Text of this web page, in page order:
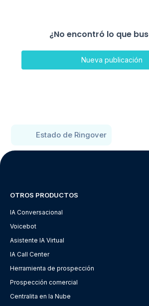
¿No encontró lo que
Nueva publicación
Estado de Ringover
OTROS PRODUCTOS
IA Conversacional
Voicebot
Asistente IA Virtual
IA Call Center
Herramienta de prospección
Prospección comercial
Centralita en la Nube